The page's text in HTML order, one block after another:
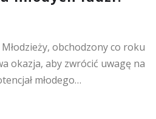
obchodzony co roku
okazja, aby zwrócić uwagę na
młodego…